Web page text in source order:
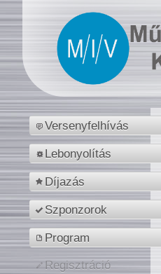
Versenyfelhívás
Lebonyolítás
Díjazás
Szponzorok
Program
Regisztráció